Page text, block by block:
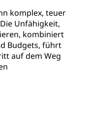
komplex, teuer
Unfähigkeit,
kombiniert
Budgets, führt
auf dem Weg